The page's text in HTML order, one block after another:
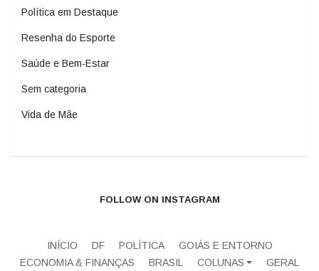
Política em Destaque
Resenha do Esporte
Saúde e Bem-Estar
Sem categoria
Vida de Mãe
FOLLOW ON INSTAGRAM
INÍCIO DF POLÍTICA
GOIÁS E ENTORNO
ECONOMIA & FINANÇAS
BRASIL COLUNAS GERAL